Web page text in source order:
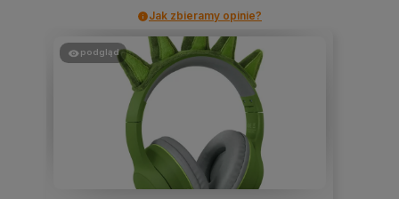
Jak zbieramy opinie?
podgląd